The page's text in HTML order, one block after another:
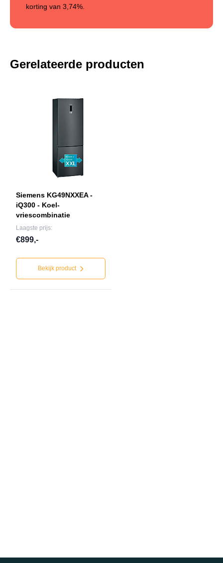
korting van 3,74%
Gerelateerde producten
Siemens KG49NXXEA -
iQ300 - Koel-
vriescombinatie
Laagste prijs:
€899,-
Bekijk product